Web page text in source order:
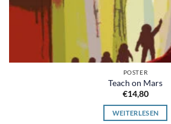
POSTER
Teach on Mars
€14,80
WEITERLESEN